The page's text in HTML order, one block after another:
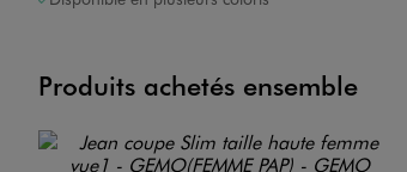
Produits achetés ensemble